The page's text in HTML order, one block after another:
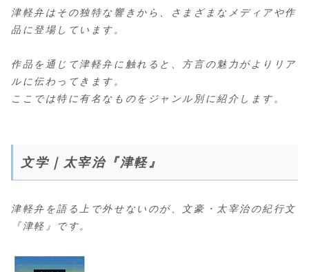
津軽弁はその独特な響きから、さまざまなメディアや作
品に登場しています。
作品を通じて津軽弁に触れると、方言の魅力がよりリア
ルに伝わってきます。
ここでは特に有名なものをジャンル別に紹介します。
文学｜太宰治『津軽』
津軽弁を語る上で外せないのが、文豪・太宰治の紀行文
『津軽』です。